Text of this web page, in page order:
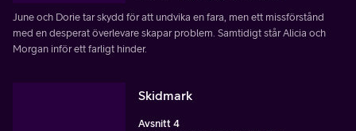
June och Dorie tar skydd för att undvika en fara, men ett missförstånd
med en desperat överlevare skapar problem. Samtidigt står Alicia och
Morgan inför ett farligt hinder.
Skidmark
Avsnitt 4